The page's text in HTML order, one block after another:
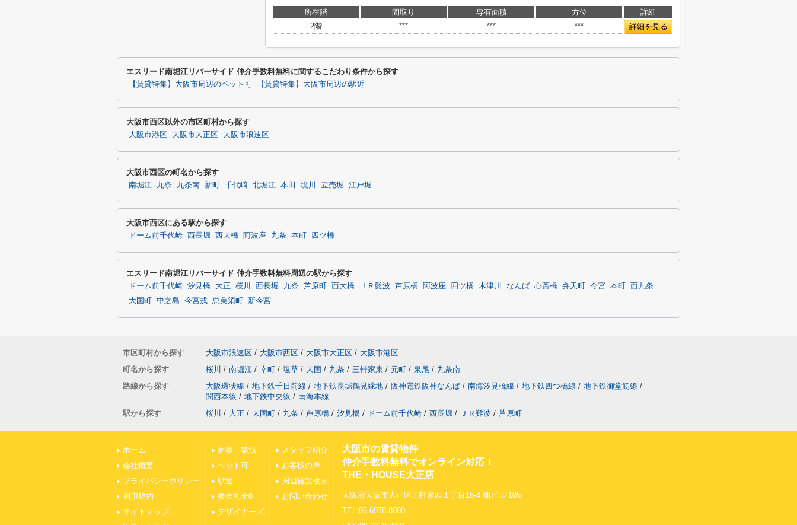
所在階 間取り 専有面積 方位
詳細
2階
*** *** *** 詳細を見る
エスリード南堀江リバーサイド 仲介手数料無料に関するこだわり条件から探す
【賃貸特集】大阪市周辺のペット可 【賃貸特集】大阪市周辺の駅近
大阪市西区以外の市区町村から探す
大阪市港区 大阪市大正区 大阪市浪速区
大阪市西区の町名から探す
南堀江 九条 九条南 新町 千代崎 北堀江 本田 境川 立売堀 江戸堀
大阪市西区にある駅から探す
ドーム前千代崎 西長堀 西大橋 阿波座 九条 本町 四ツ橋
エスリード南堀江リバーサイド 仲介手数料無料周辺の駅から探す
ドーム前千代崎 汐見橋 大正 桜川 西長堀 九条 芦原町 西大橋 ＪＲ難波 芦原橋 阿波座 四ツ橋 木津川 なんば 心斎橋 弁天町 今宮 本町
西九条
大国町
中之島 今宮戎 恵美須町 新今宮
市区町村から探す 大阪市浪速区 / 大阪市西区 / 大阪市大正区 / 大阪市港区
町名から探す
桜川 / 南堀江 / 幸町 / 塩草 / 大国 / 九条 / 三軒家東 / 元町 / 泉尾 / 九条南
路線から探す
大阪環状線 / 地下鉄千日前線 / 地下鉄長堀鶴見緑地 / 阪神電鉄阪神なんば / 南海汐見橋線 / 地下鉄四つ橋線 / 地下鉄御堂筋線 /
関西本線 / 地下鉄中央線 / 南海本線
駅から探す
桜川 / 大正 / 大国町 / 九条 / 芦原橋 / 汐見橋 / ドーム前千代崎 / 西長堀 / ＪＲ難波 / 芦原町
ホーム
会社概要
プライバシーポリシー
利用規約
サイトマップ
新築・築浅
ペット可
駅近
敷金礼金0
デザイナーズ
スタッフ紹介
お客様の声
周辺施設検索
お問い合わせ
大阪市の賃貸物件
仲介手数料無料でオンライン対応！
THE・HOUSE大正店
大阪府大阪市大正区三軒家西１丁目16-4 畑ビル 105
TEL:06-6978-8000